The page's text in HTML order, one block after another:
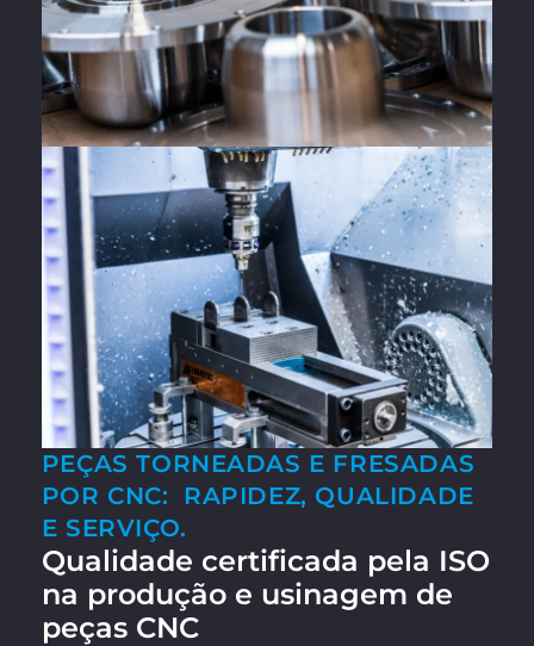
PEÇAS TORNEADAS E FRESADAS
POR CNC: RAPIDEZ, QUALIDADE
E SERVIÇO.
Qualidade certificada pela ISO
na produção e usinagem de
peças CNC